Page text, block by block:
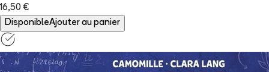
16,50 €
DisponibleAjouter au panier